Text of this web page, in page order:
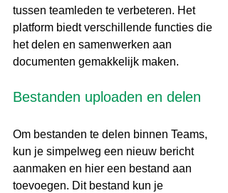
tussen teamleden te verbeteren. Het
platform biedt verschillende functies die
het delen en samenwerken aan
documenten gemakkelijk maken.
Bestanden uploaden en delen
Om bestanden te delen binnen Teams,
kun je simpelweg een nieuw bericht
aanmaken en hier een bestand aan
toevoegen. Dit bestand kun je